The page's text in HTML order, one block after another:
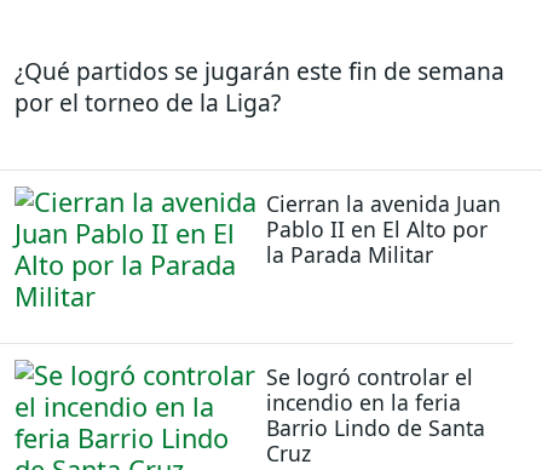
¿Qué partidos se jugarán este fin de semana
por el torneo de la Liga?
Cierran la avenida Juan
Pablo II en El Alto por
la Parada Militar
Se logró controlar el
incendio en la feria
Barrio Lindo de Santa
Cruz